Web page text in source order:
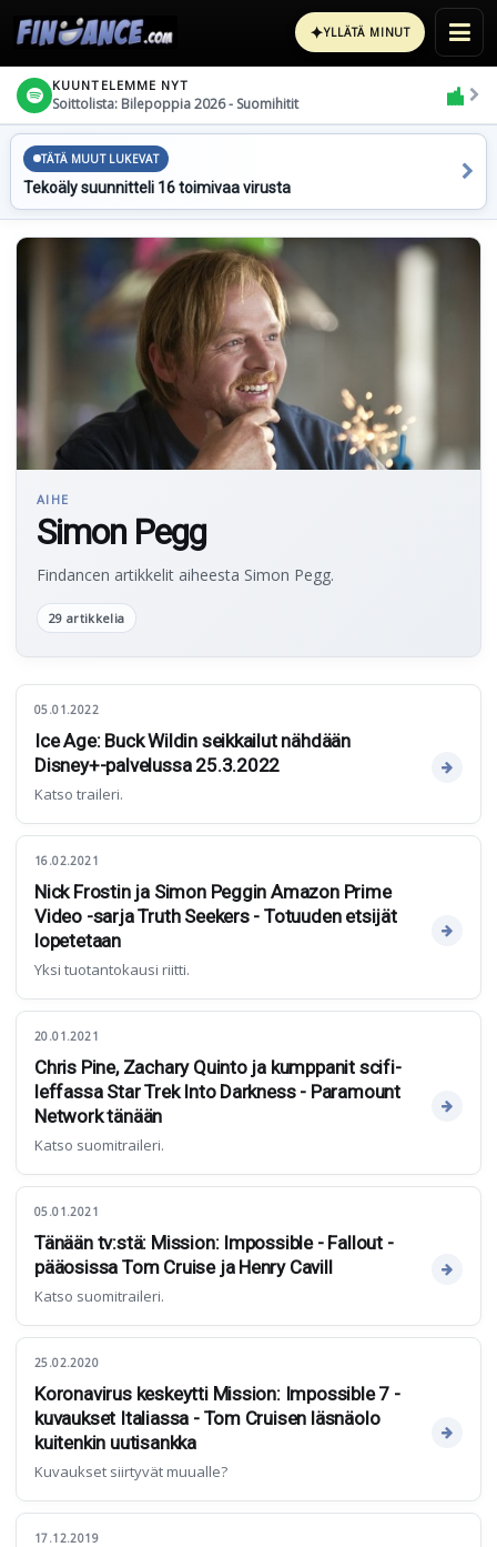
✦YLLÄTÄ MINUT
KUUNTELEMME NYT
Soittolista: Bilepoppia 2026 - Suomihitit
TÄTÄ MUUT LUKEVAT
Tekoäly suunnitteli 16 toimivaa virusta
AIHE
Simon Pegg
Findancen artikkelit aiheesta Simon Pegg.
29 artikkelia
05.01.2022
Ice Age: Buck Wildin seikkailut nähdään
Disney+-palvelussa 25.3.2022
Katso traileri.
16.02.2021
Nick Frostin ja Simon Peggin Amazon Prime
Video -sarja Truth Seekers - Totuuden etsijät
lopetetaan
Yksi tuotantokausi riitti.
20.01.2021
Chris Pine, Zachary Quinto ja kumppanit scifi-
leffassa Star Trek Into Darkness - Paramount
Network tänään
Katso suomitraileri.
05.01.2021
Tänään tv:stä: Mission: Impossible - Fallout -
pääosissa Tom Cruise ja Henry Cavill
Katso suomitraileri.
25.02.2020
Koronavirus keskeytti Mission: Impossible 7 -
kuvaukset Italiassa - Tom Cruisen läsnäolo
kuitenkin uutisankka
Kuvaukset siirtyvät muualle?
17.12.2019